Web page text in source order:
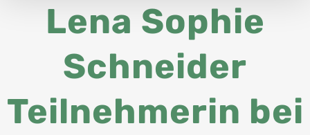
Lena Sophie
Schneider
Teilnehmerin bei